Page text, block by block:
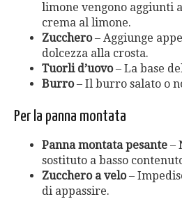
limone vengono aggiunti
crema al limone.
Zucchero– Aggiunge
dolcezza alla crosta.
Tuorli d’uovo– La base
Burro– Il burro salato o
Per la panna montata
Panna montata pesante –
sostituto a basso
Zucchero a velo–
di appassire.